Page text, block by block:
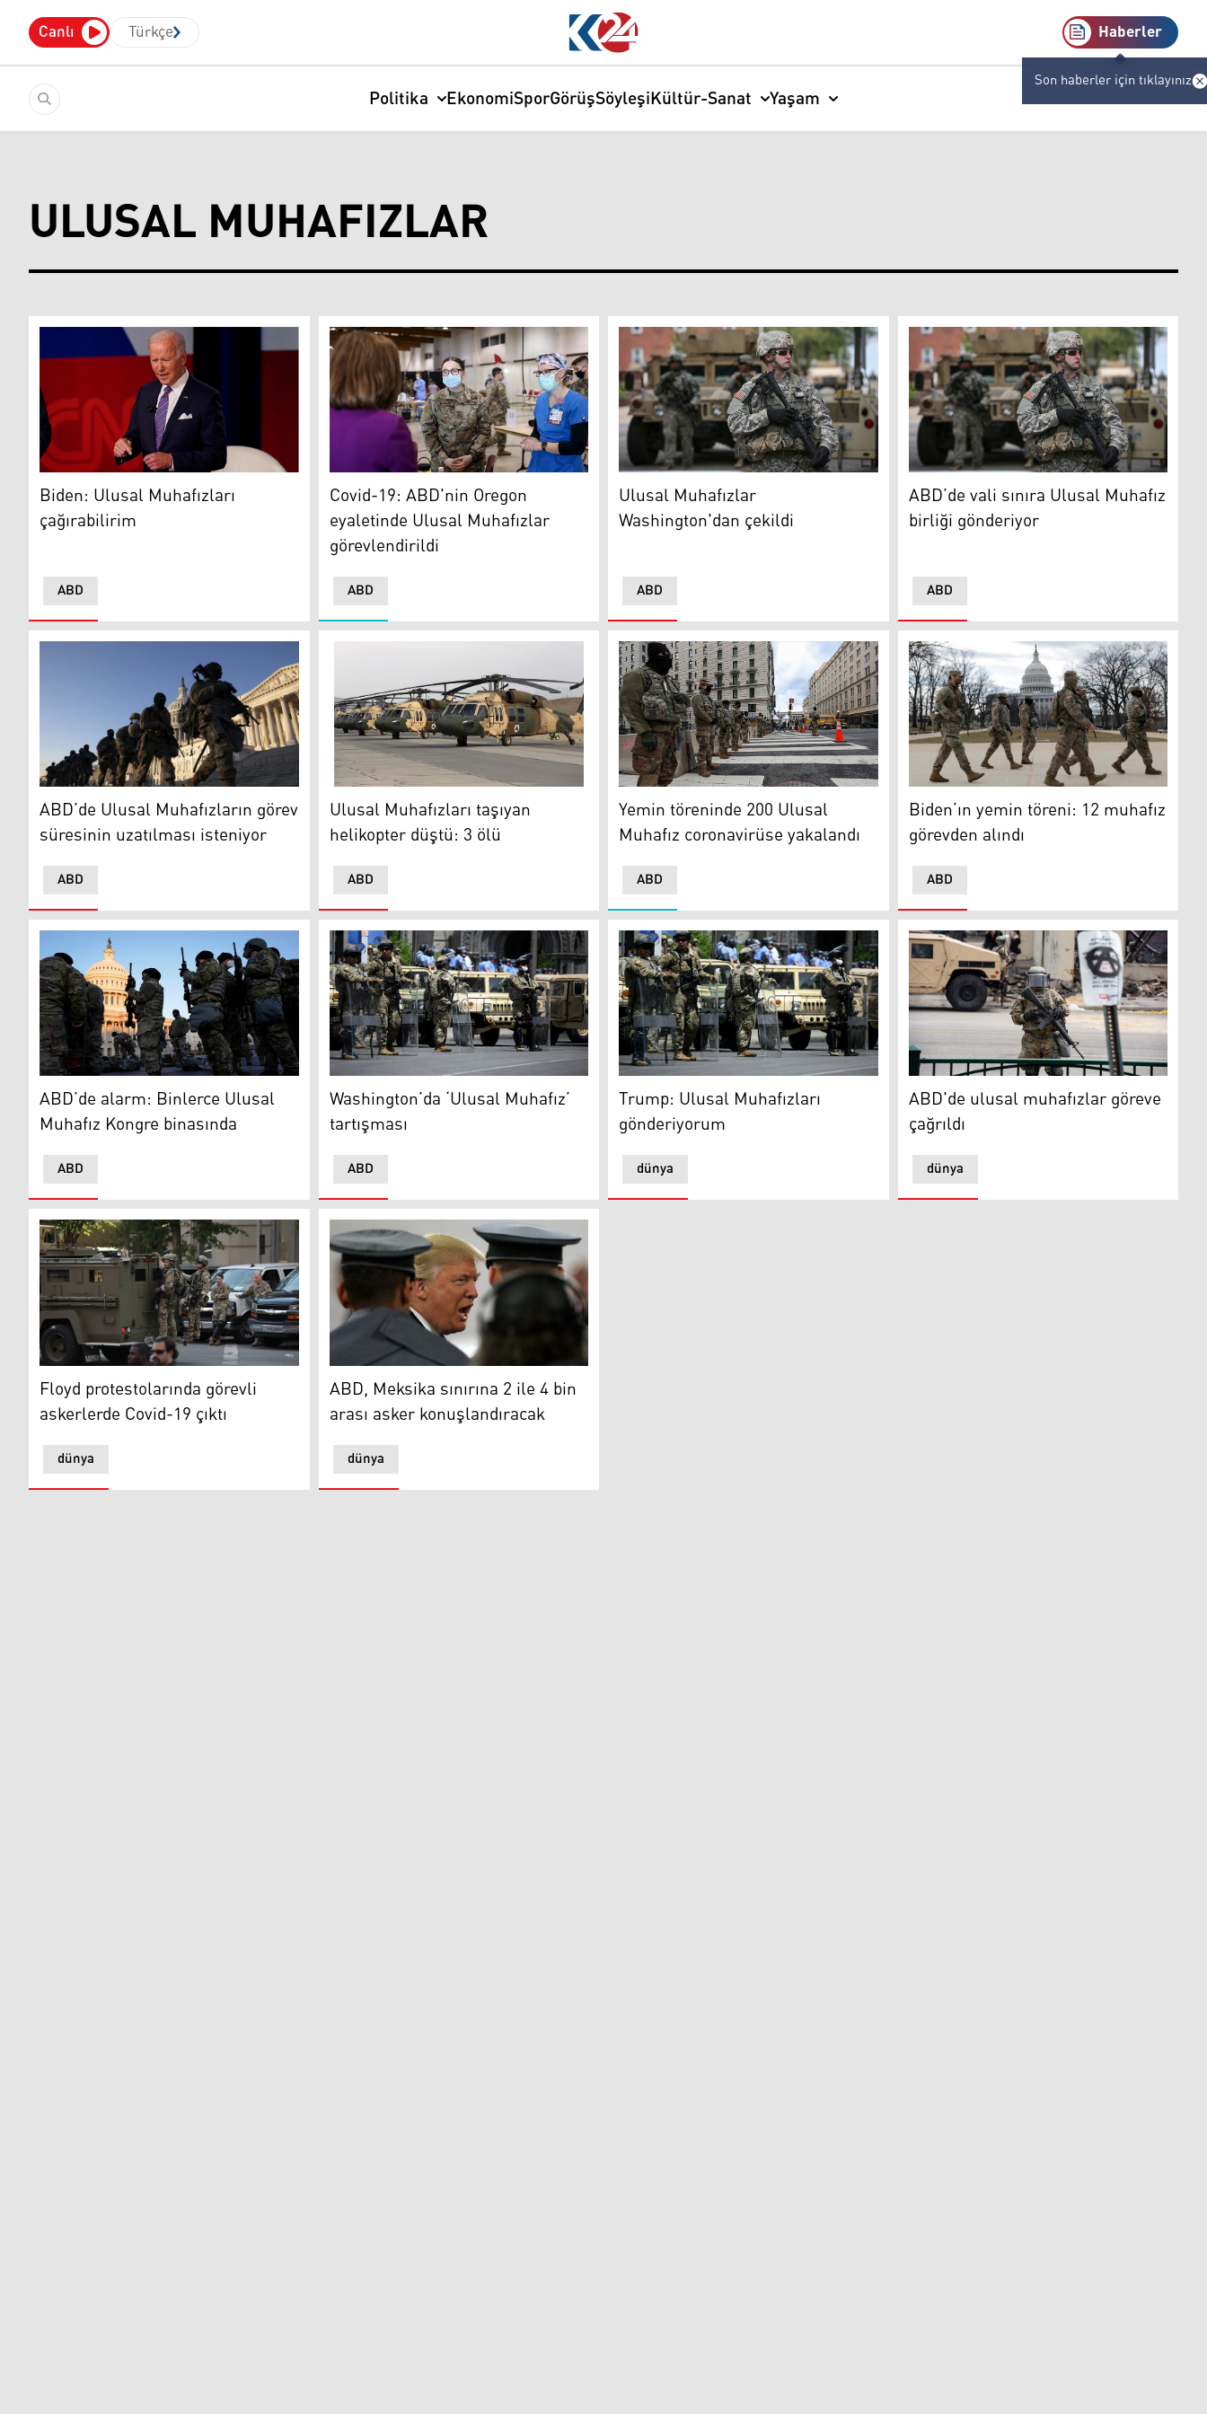
Canlı Türkçe Haberler
Son haberler için tıklayınız
Politika EkonomiSporGörüşSöyleşiKültür-Sanat Yaşam
ULUSAL MUHAFIZLAR
Biden: Ulusal Muhafızları çağırabilirim
ABD
Biden: Ulusal Muhafızları
çağırabilirim
Covid-19: ABD'nin Oregon eyaletinde Ulusal Muhafızlar görevlendirildi
ABD
Covid-19: ABD'nin Oregon
eyaletinde Ulusal Muhafızlar
görevlendirildi
Ulusal Muhafızlar Washington'dan çekildi
ABD
Ulusal Muhafızlar
Washington'dan çekildi
Ulusal Muhafızlar
ABD
ABD’de vali sınıra Ulusal Muhafız
birliği gönderiyor
ABD'de Ulusal Muhafızlar
ABD
ABD’de Ulusal Muhafızların görev
süresinin uzatılması isteniyor
Ulusal Muhafızları taşıyan helikopter düştü: 3 ölü
ABD
Ulusal Muhafızları taşıyan
helikopter düştü: 3 ölü
Yemin töreninde 200 Ulusal Muhafız coronavirüse yakalandı
ABD
Yemin töreninde 200 Ulusal
Muhafız coronavirüse yakalandı
Biden’ın yemin töreni: 12 muhafız görevden
ABD
Biden’ın yemin töreni: 12 muhafız
görevden alındı
ABD
ABD
ABD’de alarm: Binlerce Ulusal
Muhafız Kongre binasında
Ulusal Muhafızlar
ABD
Washington’da ‘Ulusal Muhafız’
tartışması
Trump: Ulusal Muhafızları gönderiyorum
dünya
Trump: Ulusal Muhafızları
gönderiyorum
ABD'de ulusal muhafızlar göreve çağrıldı
dünya
ABD'de ulusal muhafızlar göreve
çağrıldı
Floyd protestolarında görevli askerlerde Covid-19 çıktı
dünya
Floyd protestolarında görevli
askerlerde Covid-19 çıktı
ABD, Meksika sınırına 2 ile 4 bin arası asker konuşlandıracak
dünya
ABD, Meksika sınırına 2 ile 4 bin
arası asker konuşlandıracak